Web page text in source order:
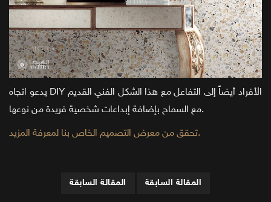
يدعو اتجاه DIY الأفراد أيضاً إلى التفاعل مع هذا الشكل الفني القديم
مع السماح بإضافة إبداعات شخصية فريدة من نوعها.
تحقق من معرض التصميم الخاص بنا لمعرفة المزيد.
المقالة السابقة المقالة السابقة